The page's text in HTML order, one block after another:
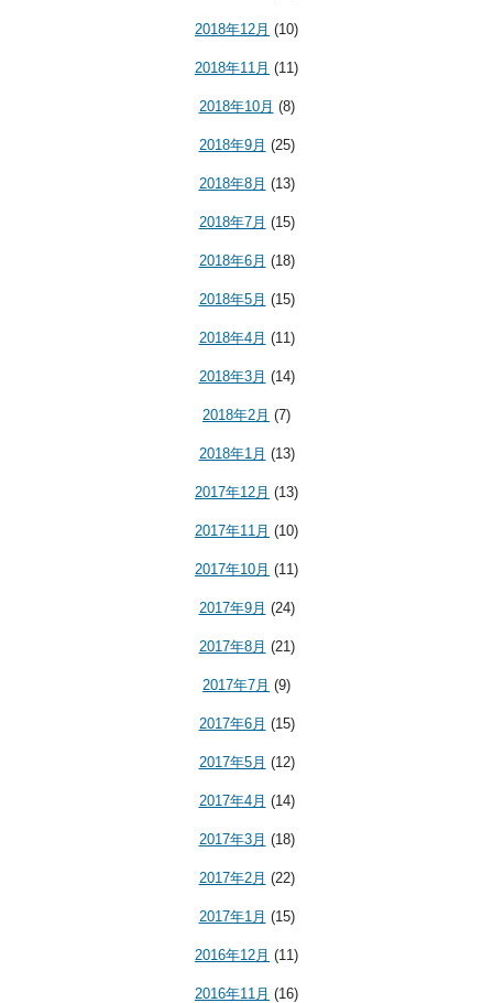
2018年12月 (10)
2018年11月 (11)
2018年10月 (8)
2018年9月 (25)
2018年8月 (13)
2018年7月 (15)
2018年6月 (18)
2018年5月 (15)
2018年4月 (11)
2018年3月 (14)
2018年2月 (7)
2018年1月 (13)
2017年12月 (13)
2017年11月 (10)
2017年10月 (11)
2017年9月 (24)
2017年8月 (21)
2017年7月 (9)
2017年6月 (15)
2017年5月 (12)
2017年4月 (14)
2017年3月 (18)
2017年2月 (22)
2017年1月 (15)
2016年12月 (11)
2016年11月 (16)